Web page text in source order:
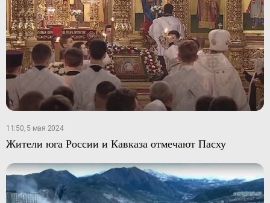
11:50, 5 мая 2024
Жители юга России и Кавказа отмечают Пасху